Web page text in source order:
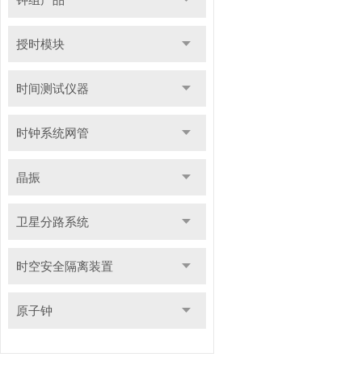
授时模块
时间测试仪器
时钟系统网管
晶振
卫星分路系统
时空安全隔离装置
原子钟